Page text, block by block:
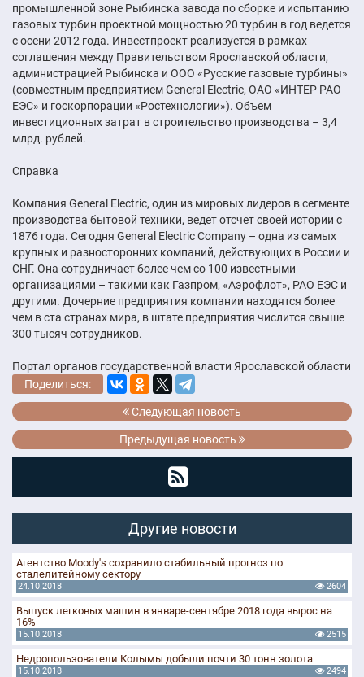
промышленной зоне Рыбинска завода по сборке и испытанию
газовых турбин проектной мощностью 20 турбин в год ведется
с осени 2012 года. Инвестпроект реализуется в рамках
соглашения между Правительством Ярославской области,
администрацией Рыбинска и ООО «Русские газовые турбины»
(совместным предприятием General Electric, ОАО «ИНТЕР РАО
ЕЭС» и госкорпорации «Ростехнологии»). Объем
инвестиционных затрат в строительство производства – 3,4
млрд. рублей.
Справка
Компания General Electric, один из мировых лидеров в сегменте
производства бытовой техники, ведет отсчет своей истории с
1876 года. Сегодня General Electric Company – одна из самых
крупных и разносторонних компаний, действующих в России и
СНГ. Она сотрудничает более чем со 100 известными
организациями – такими как Газпром, «Аэрофлот», РАО ЕЭС и
другими. Дочерние предприятия компании находятся более
чем в ста странах мира, в штате предприятия числится свыше
300 тысяч сотрудников.
Портал органов государственной власти Ярославской области
Поделиться:
Следующая новость
Предыдущая новость
Другие новости
Агентство Moody's сохранило стабильный прогноз по
сталелитейному сектору
24.10.2018 2604
Выпуск легковых машин в январе-сентябре 2018 года вырос на
16%
15.10.2018 2515
Недропользователи Колымы добыли почти 30 тонн золота
15.10.2018 2494